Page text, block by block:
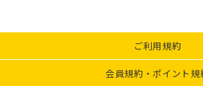
ご利用規約
会員規約・ポイント規